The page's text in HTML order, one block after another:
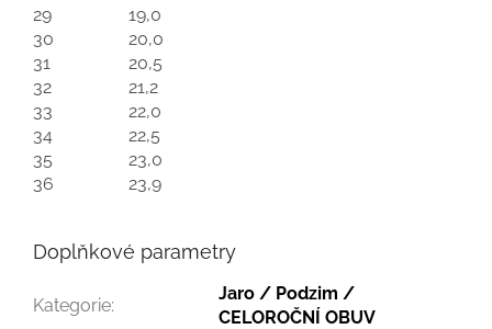
29
19,0
30
20,0
31
20,5
32
21,2
33
22,0
34
22,5
35
23,0
36
23,9
Doplňkové parametry
Kategorie:
Jaro / Podzim /
CELOROČNÍ OBUV